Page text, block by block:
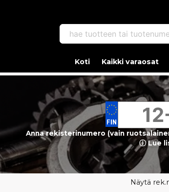
hae tuotteen tai tuotenumeron
Koti Kaikki varaosat
Anna rekisterinumero (vain
ⓘ Lue
Näytä